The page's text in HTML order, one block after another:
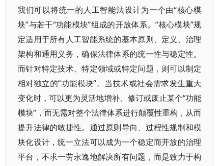
我们可以将统一的人工智能法设计为一个由“核心模
块”与若干“功能模块”组成的开放体系。“核心模块”规
定适用于所有人工智能系统的基本原则、定义、治理
架构和通用义务，确保法律体系的统一性与稳定性。
而针对特定技术、特定领域或特定问题，则可以制定
相对独立的“功能模块”。当技术或社会需求发生重大
变化时，可以更为灵活地增补、修订或废止某个“功能
模块”，而无需对整个法律体系进行颠覆性重构，从而
提升法律的敏捷性。通过原则导向、过程性规制和模
块化设计，统一立法可以成为一个稳定而开放的治理
平台，不求一劳永逸地解决所有问题，而是致力于构